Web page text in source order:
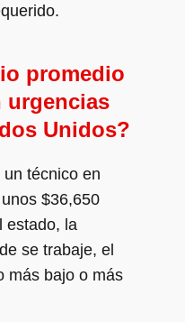
promedio
urgencias
Unidos?
técnico en
$36,650
estado, la
se trabaje, el
más bajo o más